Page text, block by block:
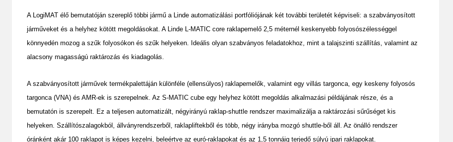
A LogiMAT élő bemutatóján szereplő többi jármű a Linde automatizálási portfóliójának két további területét képviseli: a szabványosított
járműveket és a helyhez kötött megoldásokat. A Linde L-MATIC core raklapemelő 2,5 méternél keskenyebb folyosószélességgel
könnyedén mozog a szűk folyosókon és szűk helyeken. Ideális olyan szabványos feladatokhoz, mint a talajszinti szállítás, valamint az
alacsony magasságú raktározás és kiadagolás.
A szabványosított járművek termékpalettáján különféle (ellensúlyos) raklapemelők, valamint egy villás targonca, egy keskeny folyosós
targonca (VNA) és AMR-ek is szerepelnek. Az S-MATIC cube egy helyhez kötött megoldás alkalmazási példájának része, és a
bemutatón is szerepelt. Ez a teljesen automatizált, négyirányú raklap-shuttle rendszer maximalizálja a raktározási sűrűséget kis
helyeken. Szállítószalagokból, állványrendszerből, raklapliftekből és több, négy irányba mozgó shuttle-ből áll. Az önálló rendszer
óránként akár 100 raklapot is képes kezelni, beleértve az euró-raklapokat és az 1,5 tonnáig terjedő súlyú ipari raklapokat.